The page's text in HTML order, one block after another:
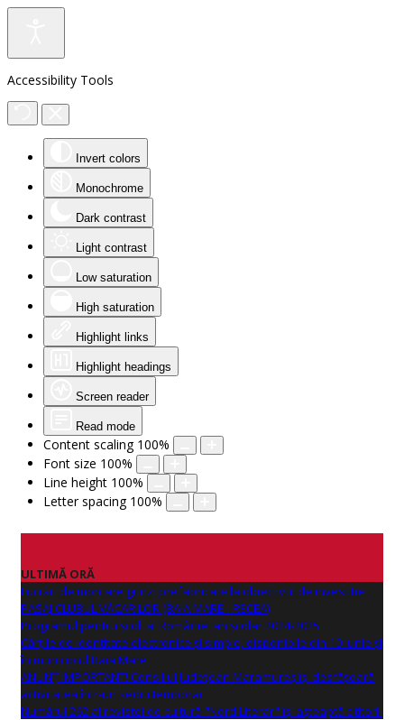
Accessibility Tools
Invert colors
Monochrome
Dark contrast
Light contrast
Low saturation
High saturation
Highlight links
Highlight headings
Screen reader
Read mode
Content scaling 100%
Font size 100%
Line height 100%
Letter spacing 100%
ULTIMĂ ORĂ
Lucrări de montare grinzi prefabricate la obiectivul de investitie
PASAJ CLUBUL VĂCARILOR (BAIA MARE - RECEA)
Programul pentru școli al României an școlar 2024-2025
Cărțile de identitate electronice și simple, disponibile din 10 iunie și
în municipiul Baia Mare
ANUNŢ IMPORTANT! Consiliul Județean Maramureș își desfășoară
activitatea într-un sediu temporar.
Numărul 262 al revistei de cultură "Nord Literar" își așteaptă cititorii